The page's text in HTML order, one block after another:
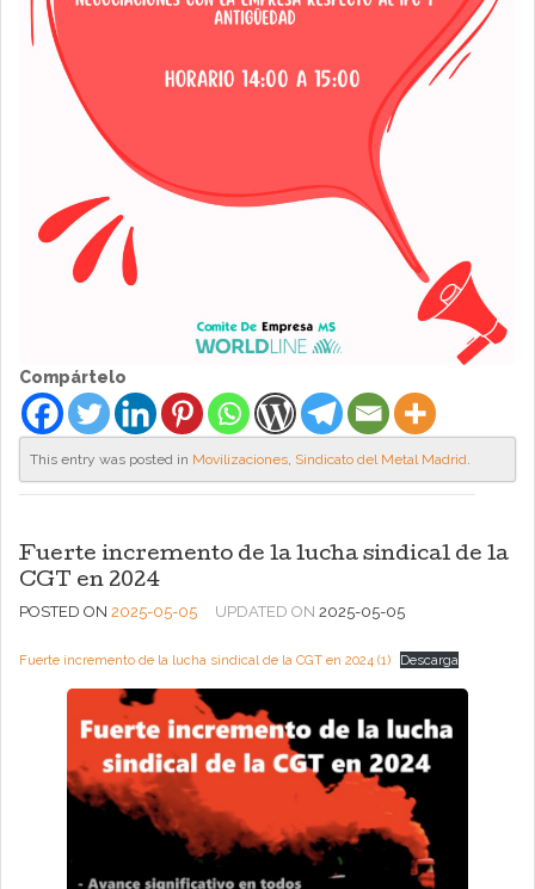
Compártelo
This entry was posted in Movilizaciones Sindicato del Metal Madrid
Fuerte incremento de la lucha sindical de la
CGT en 2024
POSTED ON 2025-05-05 UPDATED ON 2025-05-05
Fuerte incremento de la lucha sindical de la CGT en 2024 (1) Descarga